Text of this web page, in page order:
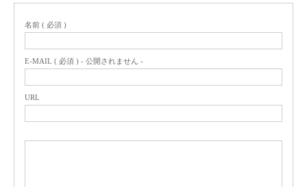
名前 ( 必須 )
E-MAIL ( 必須 ) - 公開されません -
URL